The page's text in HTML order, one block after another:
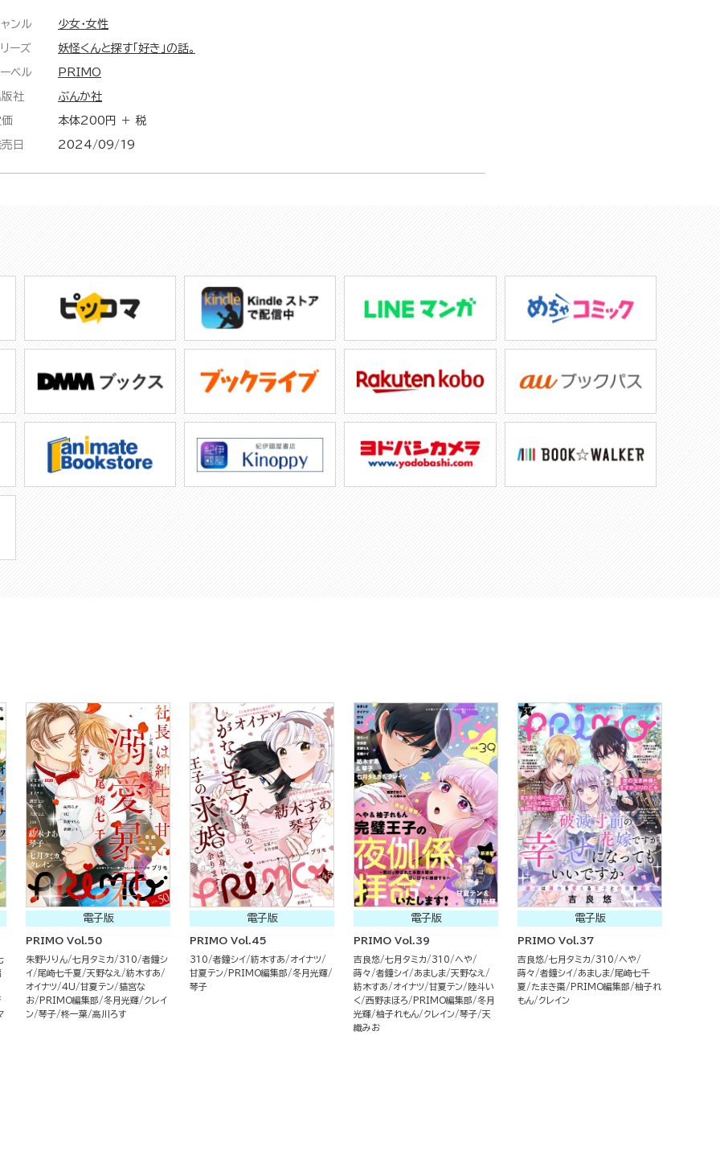
ンル 少女・女性
ーズ 妖怪くんと探す「好き」の話。
ベル PRIMO
社 ぶんか社
本体200円 ＋ 税
日 2024/09/19
電子版
PRIMO Vol.50
朱野りりん 七月タミカ 310
者鐘シ
イ
尾崎七千夏 天野なえ
紡木すあ
オイナツ 4U 甘夏テン 猫宮な
お
PRIMO編集部 冬月光輝
クレイ
ン 琴子 柊一葉 高川ろす
電子版
PRIMO Vol.45
310 者鐘シイ 紡木すあ
オイナツ
甘夏テン
PRIMO編集部
冬月光輝
琴子
電子版
PRIMO Vol.39
吉良悠 七月タミカ 310
へや
蒔々
者鐘シイ あましま 天野なえ
紡木すあ
オイナツ 甘夏テン
陸斗い
く
西野まほろ PRIMO編集部
冬月
光輝 柚子れもん クレイン 琴子 天
織みお
電子版
PRIMO Vol.37
吉良悠 七月タミカ 310
へや
蒔々
者鐘シイ あましま
尾崎七千
夏
たまき棗 PRIMO編集部
柚子れ
もん
クレイン